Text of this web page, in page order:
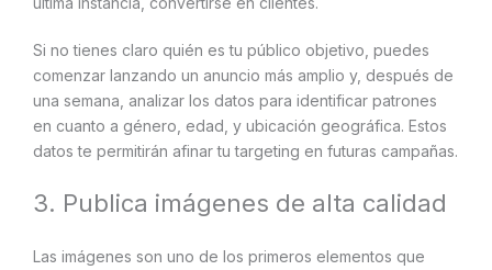
Si no tienes claro quién es tu público objetivo, puedes
comenzar lanzando un anuncio más amplio y, después de
una semana, analizar los datos para identificar patrones
en cuanto a género, edad, y ubicación geográfica. Estos
datos te permitirán afinar tu targeting en futuras campañas.
3. Publica imágenes de alta calidad
Las imágenes son uno de los primeros elementos que